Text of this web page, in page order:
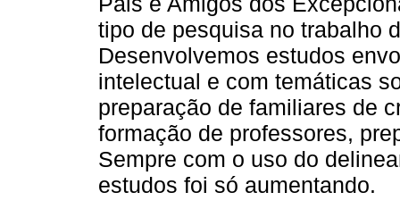
tipo de pesquisa no trabalho
Desenvolvemos estudos
intelectual e com temáticas
preparação de familiares de
formação de professores,
Sempre com o uso do
estudos foi só aumentando.